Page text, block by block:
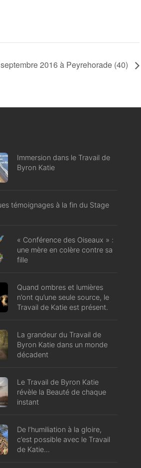
2016 à Peyrehorade (40)
Immersion dans le Travail de
Byron Katie
témoignages à la fin du Stage
« Conférence des Oiseaux » :
une mère en colère contre sa
fille
Quand ombres et lumières
n’ont qu’une seule source, le
Travail de Katie est présent.
La grandeur du Travail de
Byron Katie dans un monde
décadent
Le Travail de Byron Katie
révèle la Beauté de chaque
instant
De l’humiliation à la gloire,
c’est possible avec le Travail
de Katie…